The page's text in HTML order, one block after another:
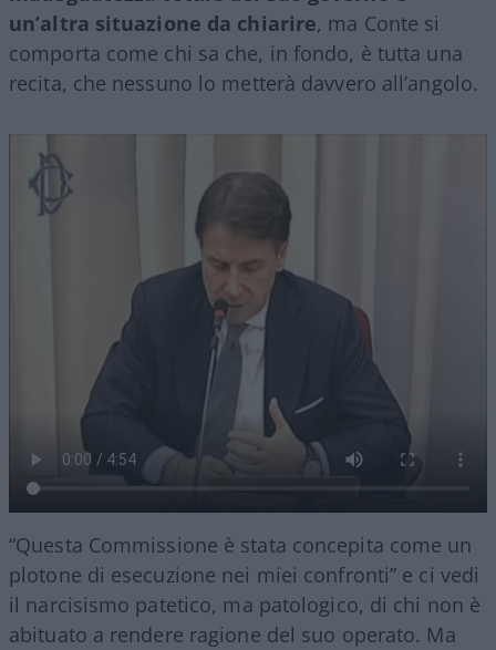
un’altra situazione da chiarire, ma Conte si
comporta come chi sa che, in fondo, è tutta una
recita, che nessuno lo metterà davvero all’angolo.
“Questa Commissione è stata concepita come un
plotone di esecuzione nei miei confronti” e ci vedi
il narcisismo patetico, ma patologico, di chi non è
abituato a rendere ragione del suo operato. Ma